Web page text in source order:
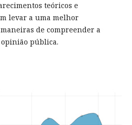
teóricos e
levar a uma melhor
de compreender a
pública.